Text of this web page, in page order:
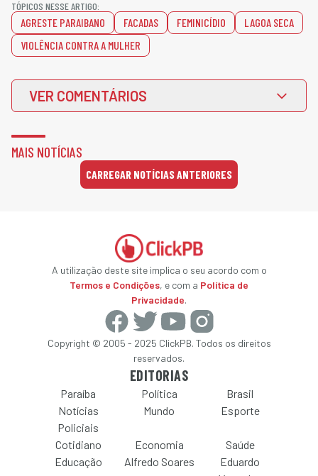
TÓPICOS NESSE ARTIGO:
AGRESTE PARAIBANO FACADAS FEMINICÍDIO
LAGOA SECA
VIOLÊNCIA CONTRA A MULHER
VER COMENTÁRIOS
MAIS NOTÍCIAS
CARREGAR NOTÍCIAS ANTERIORES
A utilização deste site implica o seu acordo com o
Termos e Condições, e com a Política de
Privacidade.
Copyright © 2005 - 2025 ClickPB. Todos os direitos
reservados.
EDITORIAS
Paraíba Política
Brasil
Notícias
Policiais
Mundo Esporte
Cotidiano Economia
Saúde
Educação
Alfredo Soares
Eduardo